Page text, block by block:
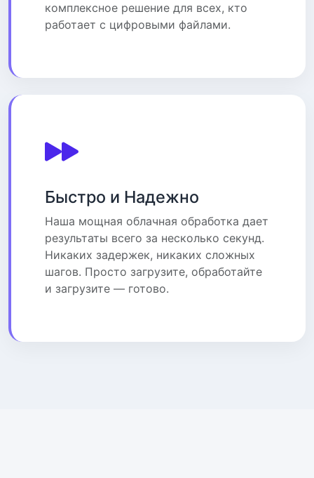
комплексное решение для всех, кто
работает с цифровыми файлами.
Быстро и Надежно
Наша мощная облачная обработка дает
результаты всего за несколько секунд.
Никаких задержек, никаких сложных
шагов. Просто загрузите, обработайте
и загрузите — готово.